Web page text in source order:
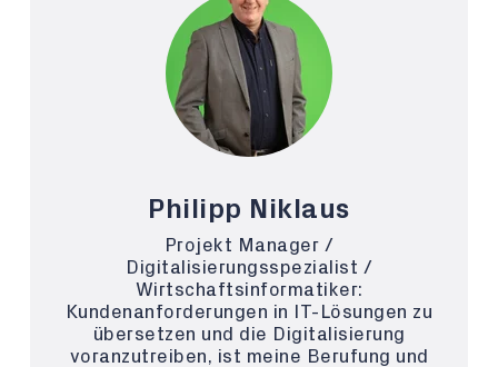
Philipp Niklaus
Projekt Manager /
Digitalisierungsspezialist /
Wirtschaftsinformatiker:
Kundenanforderungen in IT-Lösungen zu
übersetzen und die Digitalisierung
voranzutreiben, ist meine Berufung und